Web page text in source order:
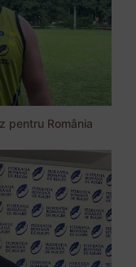
pentru România